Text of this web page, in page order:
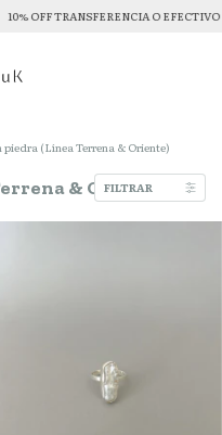
O EFECTIVO 10% OFF
piedra (Línea Terrena & Oriente)
& Oriente)
FILTRAR